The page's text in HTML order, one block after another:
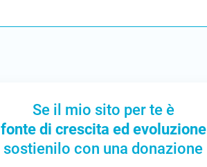
Se il mio sito per te è
fonte di crescita ed evoluzione
sostienilo con una donazione